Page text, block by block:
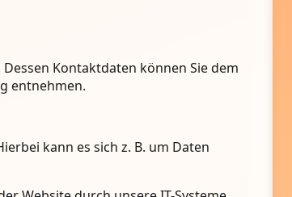
Kontaktdaten können Sie dem
entnehmen.
kann es sich z. B. um Daten